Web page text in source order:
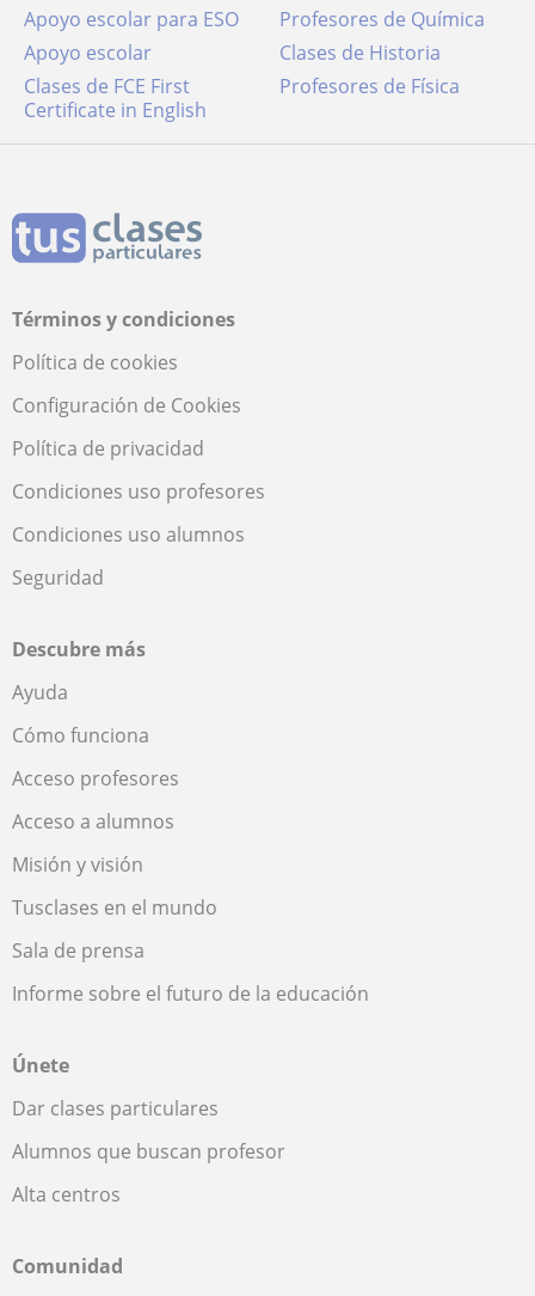
Apoyo escolar para ESO
Profesores de Química
Apoyo escolar
Clases de Historia
Clases de FCE First
Certificate in English
Profesores de Física
Términos y condiciones
Política de cookies
Configuración de Cookies
Política de privacidad
Condiciones uso profesores
Condiciones uso alumnos
Seguridad
Descubre más
Ayuda
Cómo funciona
Acceso profesores
Acceso a alumnos
Misión y visión
Tusclases en el mundo
Sala de prensa
Informe sobre el futuro de la educación
Únete
Dar clases particulares
Alumnos que buscan profesor
Alta centros
Comunidad